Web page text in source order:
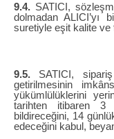
9.4. SATICI,
dolmadan ALICI’yı
suretiyle eşit kalite ve
9.5.
SATICI,
getirilmesinin
yükümlülüklerini
tarihten itibaren 3
bildireceğini, 14
edeceğini kabul,